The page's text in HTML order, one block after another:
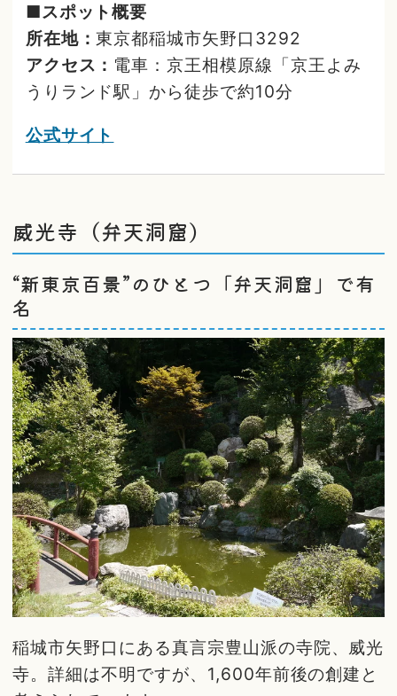
■スポット概要
所在地：東京都稲城市矢野口3292
アクセス： 電車：京王相模原線「京王よみ
うりランド駅」から徒歩で約10分
公式サイト
威光寺（弁天洞窟）
“新東京百景”のひとつ「弁天洞窟」で有
名
稲城市矢野口にある真言宗豊山派の寺院、威光
寺。詳細は不明ですが、1,600年前後の創建と